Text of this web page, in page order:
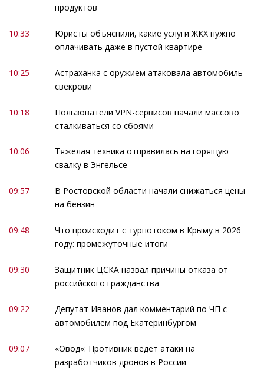
продуктов
10:33
Юристы объяснили, какие услуги ЖКХ нужно
оплачивать даже в пустой квартире
10:25
Астраханка с оружием атаковала автомобиль
свекрови
10:18
Пользователи VPN-сервисов начали массово
сталкиваться со сбоями
10:06
Тяжелая техника отправилась на горящую
свалку в Энгельсе
09:57
В Ростовской области начали снижаться цены
на бензин
09:48
Что происходит с турпотоком в Крыму в 2026
году: промежуточные итоги
09:30
Защитник ЦСКА назвал причины отказа от
российского гражданства
09:22
Депутат Иванов дал комментарий по ЧП с
автомобилем под Екатеринбургом
09:07
«Овод»: Противник ведет атаки на
разработчиков дронов в России